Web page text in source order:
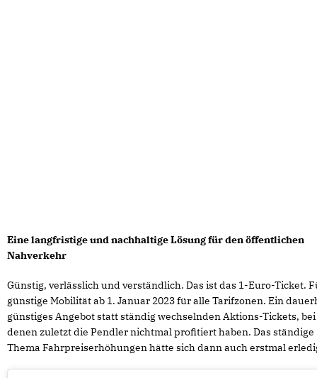
Eine langfristige und nachhaltige Lösung für den öffentlichen
Nahverkehr
Günstig, verlässlich und verständlich. Das ist das 1-Euro-Ticket.
günstige Mobilität ab 1. Januar 2023 für alle Tarifzonen. Ein
günstiges Angebot statt ständig wechselnden Aktions-Tickets, bei
denen zuletzt die Pendler nichtmal profitiert haben. Das ständige
Thema Fahrpreiserhöhungen hätte sich dann auch erstmal